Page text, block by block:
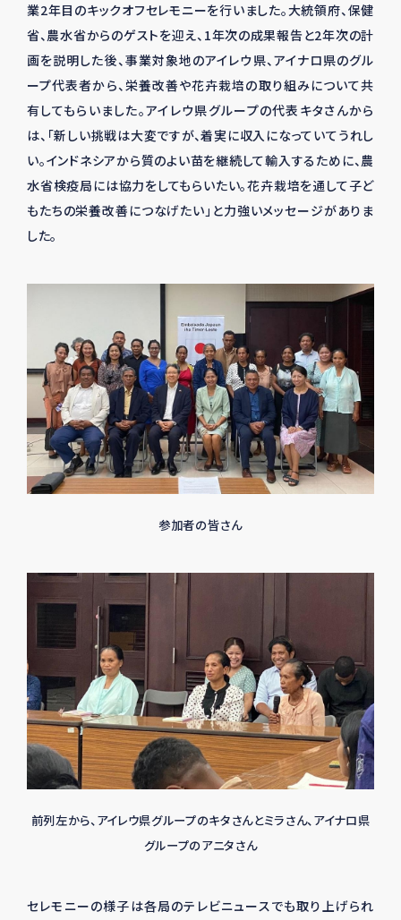
業2年目のキックオフセレモニーを行いました。大統領府、保健
省、農水省からのゲストを迎え、 1年次の成果報告と2年次の計
画を説明した後、事業対象地のアイレウ県、アイナロ県のグル
ープ代表者から、栄養改善や花卉栽培の取り組みについて共
有してもらいました。アイレウ県グループの代表キタさんから
は、「新しい挑戦は大変ですが、着実に収入になっていてうれし
い。インドネシアから質のよい苗を継続して輸入するために、農
水省検疫局には協力をしてもらいたい。花卉栽培を通して子ど
もたちの栄養改善につなげたい」と力強いメッセージがありま
した。
参加者の皆さん
前列左から、アイレウ県グループのキタさんとミラさん、アイナロ県
グループのアニタさん
セレモニーの様子は各局のテレビニュースでも取り上げられ